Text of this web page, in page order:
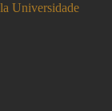
Universidade